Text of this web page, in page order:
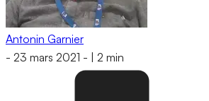
Antonin Garnier
- 23 mars 2021 - 2 min